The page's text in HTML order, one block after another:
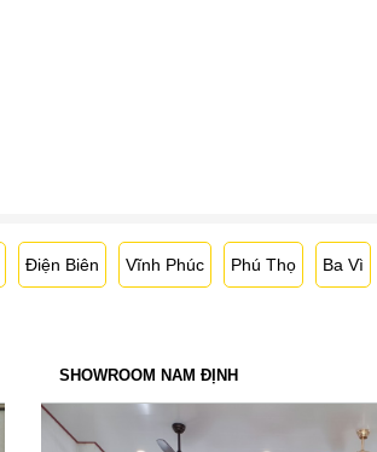
Điện Biên Vĩnh Phúc Phú Thọ Ba Vì
SHOWROOM NAM ĐỊNH